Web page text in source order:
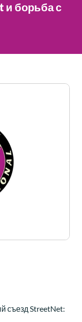
и борьба с
съезд StreetNet: